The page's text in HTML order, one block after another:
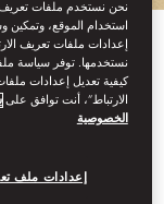
AND
BY
نحن نستخدم ملفات تعريف
استخدام الموقع، وتمكين
إعدادات ملفات تعريف
نستخدمها. توفر سياسة
كيفية تعديل إعدادات
الارتباط”، أنت توافق على
الخصوصية
إعدادات ملف